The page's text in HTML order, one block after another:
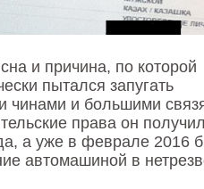
и причина, по которой
пытался запугать
чинами и большими
права он
а уже в феврале 2016
автомашиной в